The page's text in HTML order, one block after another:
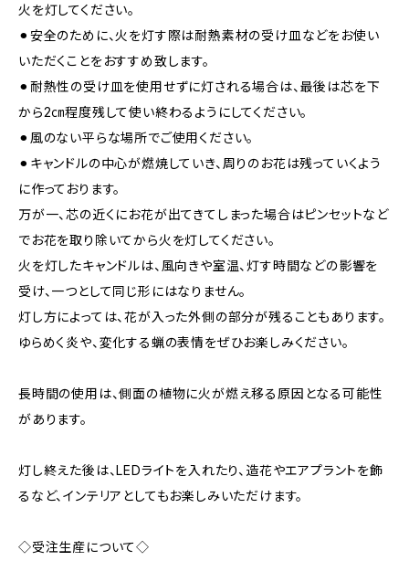
火を灯してください。
⚫︎安全のために、火を灯す際は耐熱素材の受け皿などをお使い
いただくことをおすすめ致します。
⚫︎耐熱性の受け皿を使用せずに灯される場合は、最後は芯を下
から2㎝程度残して使い終わるようにしてください。
⚫︎風のない平らな場所でご使用ください。
⚫︎キャンドルの中心が燃焼していき、周りのお花は残っていくよう
に作っております。
万が一、芯の近くにお花が出てきてしまった場合はピンセットなど
でお花を取り除いてから火を灯してください。
火を灯したキャンドルは、風向きや室温、灯す時間などの影響を
受け、一つとして同じ形にはなりません。
灯し方によっては、花が入った外側の部分が残ることもあります。
ゆらめく炎や、変化する蝋の表情をぜひお楽しみください。
長時間の使用は、側面の植物に火が燃え移る原因となる可能性
があります。
灯し終えた後は、LEDライトを入れたり、造花やエアプラントを飾
るなど、インテリアとしてもお楽しみいただけます。
◇受注生産について◇